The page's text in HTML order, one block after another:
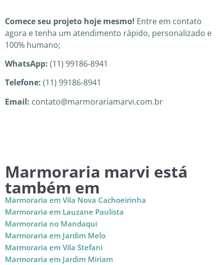
Comece seu projeto hoje mesmo! Entre em contato
agora e tenha um atendimento rápido, personalizado e
100% humano;
WhatsApp: (11) 99186-8941
Telefone: (11) 99186-8941
Email: contato@marmorariamarvi.com.br
Marmoraria marvi está
também em
Marmoraria em Vila Nova Cachoeirinha
Marmoraria em Lauzane Paulista
Marmoraria no Mandaqui
Marmoraria em Jardim Melo
Marmoraria em Vila Stefani
Marmoraria em Jardim Miriam